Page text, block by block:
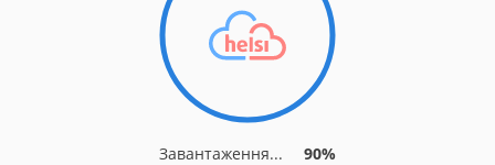
Завантаження... 90%